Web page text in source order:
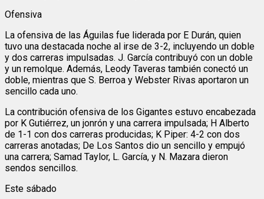
Ofensiva
La ofensiva de las Águilas fue liderada por E Durán, quien
tuvo una destacada noche al irse de 3-2, incluyendo un doble
y dos carreras impulsadas. J. García contribuyó con un doble
y un remolque. Además, Leody Taveras también conectó un
doble, mientras que S. Berroa y Webster Rivas aportaron un
sencillo cada uno.
​La contribución ofensiva de los Gigantes estuvo encabezada
por K Gutiérrez, un jonrón y una carrera impulsada; H Alberto
de 1-1 con dos carreras producidas; K Piper: 4-2 con dos
carreras anotadas; De Los Santos dio un sencillo y empujó
una carrera; Samad Taylor, L. García, y N. Mazara dieron
sendos sencillos.
Este sábado